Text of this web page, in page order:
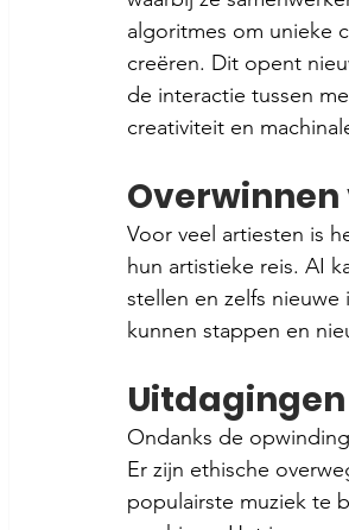
algoritmes om unieke
creëren. Dit opent
de interactie tussen
creativiteit en
Voor veel artiesten is
hun artistieke reis. AI
stellen en zelfs
kunnen stappen en
Ondanks de
Er zijn ethische
populairste muziek te